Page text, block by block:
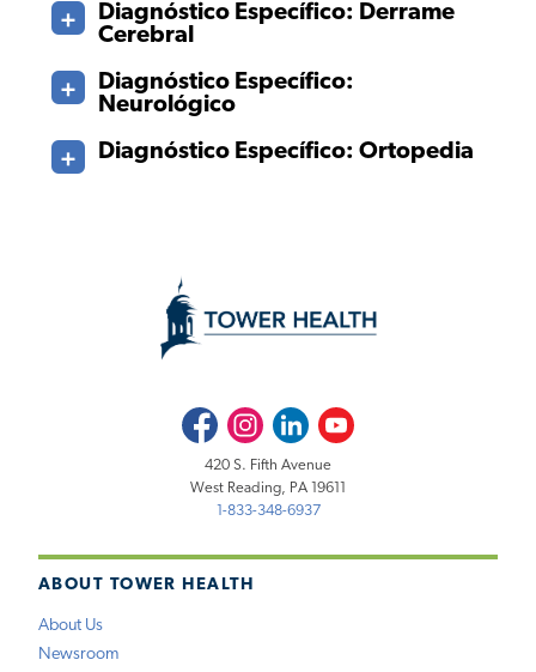
Diagnóstico Específico: Derrame
Cerebral
Diagnóstico Específico:
Neurológico
Diagnóstico Específico: Ortopedia
ABOUT TOWER HEALTH
About Us
Newsroom
FacebookInstagramLinkedInYoutube
420 S. Fifth Avenue
West Reading, PA 19611
1-833-348-6937